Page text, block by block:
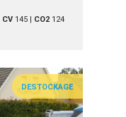
CV 145| CO2 124
DESTOCKAGE